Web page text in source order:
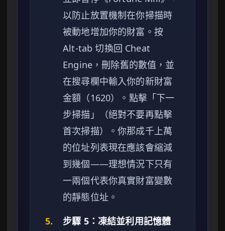
以防止放置機制在你掃描時
被動地增加你的財富。按
Alt-tab 切換回 Cheat
Engine，刪除舊的數值，並
在搜尋欄中輸入你的新財富
金額（1620）。點擊「下一
步掃描」（絕對不要再點擊
首次掃描）。你那成千上萬
的位址列表現在應該會縮減
到幾個——理想情況下只有
一兩個代表你真實財富變數
的靜態位址。
5.
步驟 5：凍結並利用記憶體